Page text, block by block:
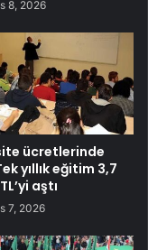
8, 2026
ücretlerinde
yıllık eğitim 3,7
aştı
7, 2026